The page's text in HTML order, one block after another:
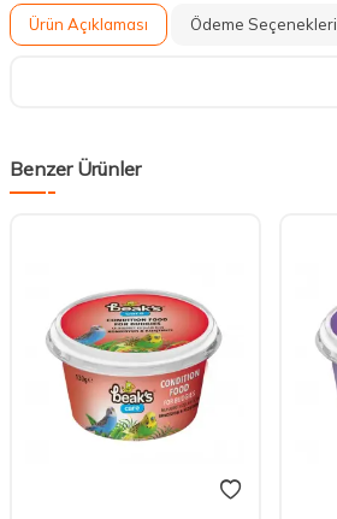
Ürün Açıklaması Ödeme Seçenekleri
Benzer Ürünler